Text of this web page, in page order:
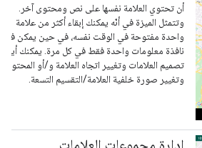
أن تحتوي العلامة نفسها على نص ومحتوى آخر.
وتتمثل الميزة في أنّه يمكنك إبقاء أكثر من علامة
واحدة مفتوحة في الوقت نفسه، في حين يمكن فتح
نافذة معلومات واحدة فقط في كل مرة. يمكنك أيضًا
تصميم العلامات وتغيير اتجاه العلامة و/أو المحتوى،
وتغيير صورة خلفية العلامة/التقسيم التسعة.